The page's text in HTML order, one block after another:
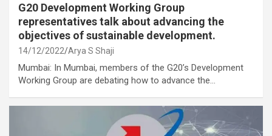
G20 Development Working Group
representatives talk about advancing the
objectives of sustainable development.
14/12/2022 Arya S Shaji
Mumbai: In Mumbai, members of the G20’s Development
Working Group are debating how to advance the…